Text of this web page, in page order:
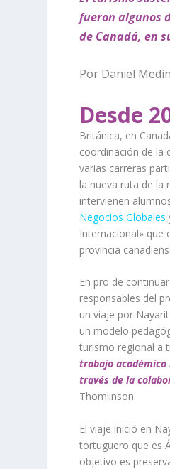
fueron algunos
de Canadá, en
Por Daniel
Desde
Británica, en
coordinación de la
varias carreras
la nueva ruta de la
intervienen
Negocios Globales
Internacional» que
provincia
En pro de
responsables del
un viaje por
un modelo
turismo regional a
trabajo académico
través de la
Thomlinson.
El viaje inició en
tortuguero que es
objetivo es